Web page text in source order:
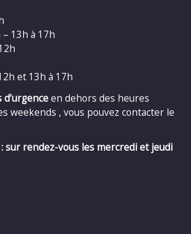
13h à 17h
et 13h à 17h
en dehors des heures
weekends , vous pouvez contacter le
: sur rendez-vous les mercredi et jeudi